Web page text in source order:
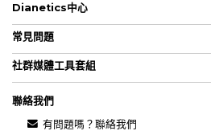
Dianetics中心
常見問題
社群媒體工具套組
聯絡我們
有問題嗎？聯絡我們